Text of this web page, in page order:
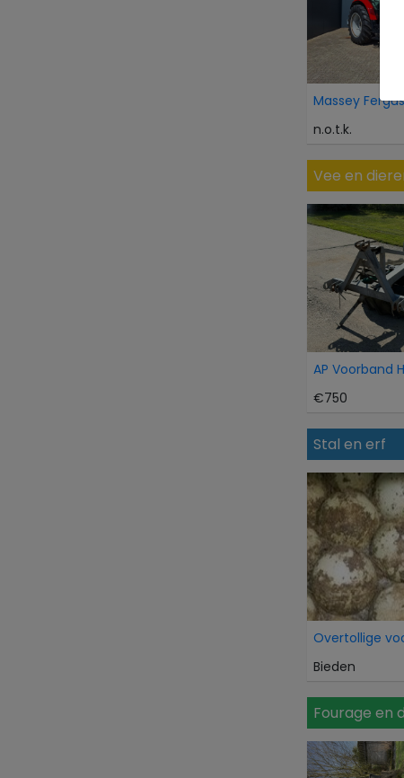
n.o.t.k.
Vee en
€750
Stal en erf
Bieden
Fourage en